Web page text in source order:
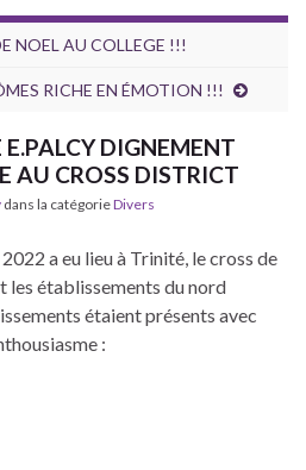
NOEL AU COLLEGE !!!
RICHE EN ÉMOTION !!!
E.PALCY DIGNEMENT
AU CROSS DISTRICT
dans la catégorieDivers
a eu lieu à Trinité, le cross de
les établissements du nord
étaient présents avec
: